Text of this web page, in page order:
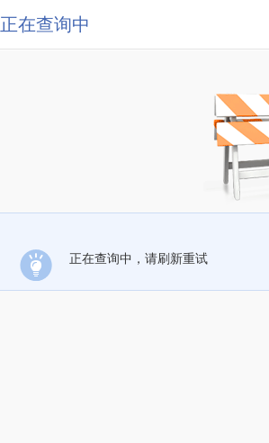
正在查询中
正在查询中，请刷新重试